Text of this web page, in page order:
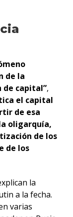
de la
de capital”,
el capital
de esa
oligarquía,
de los
de los
la
a la fecha.
varias